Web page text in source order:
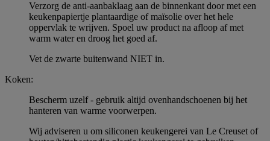
Verzorg de anti-aanbaklaag aan de binnenkant door met een
keukenpapiertje plantaardige of maïsolie over het hele
oppervlak te wrijven. Spoel uw product na afloop af met
warm water en droog het goed af.
Vet de zwarte buitenwand NIET in.
Koken:
Bescherm uzelf - gebruik altijd ovenhandschoenen bij het
hanteren van warme voorwerpen.
Wij adviseren u om siliconen keukengerei van Le Creuset of